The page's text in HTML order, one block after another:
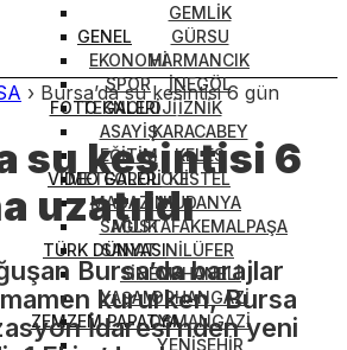
GEMLİK
GÜRSU
HARMANCIK
İNEGÖL
İZNİK
KARACABEY
KELES
KESTEL
MUDANYA
MUSTAFAKEMALPAŞA
NİLÜFER
ORHANELİ
ORHANGAZİ
OSMANGAZİ
YENİŞEHİR
GENEL
EKONOMİ
SPOR
TEKNOLOJİ
ASAYİŞ
EĞİTİM
METEOROLOJİ
MAGAZİN
SAĞLIK
SANAT
SİNEMA
YAŞAM
FOTO GALERİ
VİDEO GALERİ
TÜRK DÜNYASI
ZEMZEM PAPATYA
› Bursa’da su kesintisi 6 gün
su kesintisi 6
uzatıldı
Bursa’da barajlar
kururken, Bursa
İdaresi’nden yeni